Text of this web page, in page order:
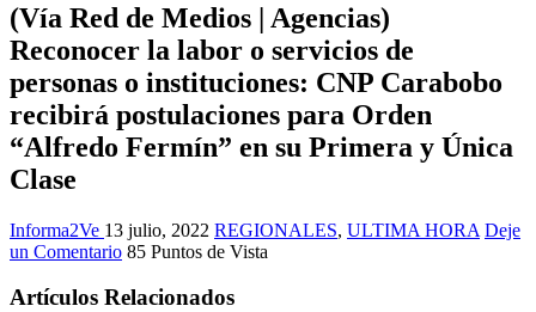
(Vía Red de Medios | Agencias)
Reconocer la labor o servicios de
personas o instituciones: CNP Carabobo
recibirá postulaciones para Orden
“Alfredo Fermín” en su Primera y Única
Clase
Informa2Ve 13 julio, 2022 REGIONALES, ULTIMA HORA Deje
un Comentario 85 Puntos de Vista
Artículos Relacionados